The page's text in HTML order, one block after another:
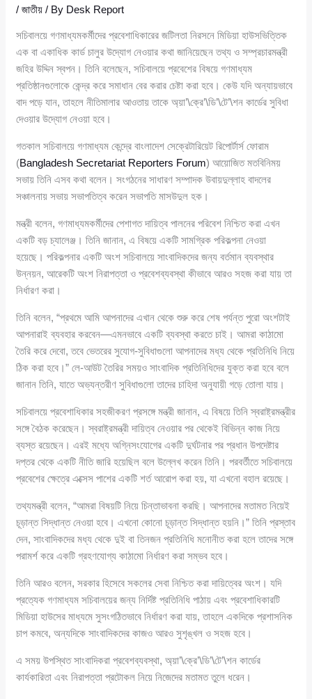
/জাতীয় / By Desk Report
সচিবালয়ে গণমাধ্যমকর্মীদের প্রবেশাধিকারের জটিলতা নিরসনে মিডিয়া হাউসভিত্তিক
এক বা একাধিক কার্ড চালুর উদ্যোগ নেওয়ার কথা জানিয়েছেন তথ্য ও সম্প্রচারমন্ত্রী
জহির উদ্দিন স্বপন। তিনি বলেছেন, সচিবালয়ে প্রবেশের বিষয়ে গণমাধ্যম
প্রতিষ্ঠানগুলোকে কেন্দ্র করে সমাধান বের করার চেষ্টা করা হবে। কেউ যদি অন্যায়ভাবে
বাদ পড়ে যান, তাহলে নীতিমালার আওতায় তাকে অ্য়া’\ক্রে’\ডি’\টে’\শন কার্ডের সুবিধা
দেওয়ার উদ্যোগ নেওয়া হবে।
গতকাল সচিবালয়ে গণমাধ্যম কেন্দ্রে বাংলাদেশ সেক্রেটারিয়েট রিপোর্টার্স ফোরাম
(Bangladesh Secretariat Reporters Forum) আয়োজিত মতবিনিময়
সভায় তিনি এসব কথা বলেন। সংগঠনের সাধারণ সম্পাদক উবায়দুল্লাহ বাদলের
সঞ্চালনায় সভায় সভাপতিত্ব করেন সভাপতি মাসউদুল হক।
মন্ত্রী বলেন, গণমাধ্যমকর্মীদের পেশাগত দায়িত্ব পালনের পরিবেশ নিশ্চিত করা এখন
একটি বড় চ্যালেঞ্জ। তিনি জানান, এ বিষয়ে একটি সামগ্রিক পরিকল্পনা নেওয়া
হয়েছে। পরিকল্পনার একটি অংশ সচিবালয়ে সাংবাদিকদের জন্য বর্তমান ব্যবস্থার
উন্নয়ন, আরেকটি অংশ নিরাপত্তা ও প্রবেশব্যবস্থা কীভাবে আরও সহজ করা যায় তা
নির্ধারণ করা।
তিনি বলেন, “প্রথমে আমি আপনাদের এখান থেকে শুরু করে শেষ পর্যন্ত পুরো অংশটাই
আপনারাই ব্যবহার করবেন—এমনভাবে একটি ব্যবস্থা করতে চাই। আমরা কাঠামো
তৈরি করে দেবো, তবে ভেতরের সুযোগ-সুবিধাগুলো আপনাদের মধ্য থেকে প্রতিনিধি নিয়ে
ঠিক করা হবে।” লে-আউট তৈরির সময়ও সাংবাদিক প্রতিনিধিদের যুক্ত করা হবে বলে
জানান তিনি, যাতে অভ্যন্তরীণ সুবিধাগুলো তাদের চাহিদা অনুযায়ী গড়ে তোলা যায়।
সচিবালয়ে প্রবেশাধিকার সহজীকরণ প্রসঙ্গে মন্ত্রী জানান, এ বিষয়ে তিনি স্বরাষ্ট্রমন্ত্রীর
সঙ্গে বৈঠক করেছেন। স্বরাষ্ট্রমন্ত্রী দায়িত্ব নেওয়ার পর থেকেই বিভিন্ন কাজ নিয়ে
ব্যস্ত রয়েছেন। এরই মধ্যে অগ্নিসংযোগের একটি দুর্ঘটনার পর প্রধান উপদেষ্টার
দপ্তর থেকে একটি নীতি জারি হয়েছিল বলে উল্লেখ করেন তিনি। পরবর্তীতে সচিবালয়ে
প্রবেশের ক্ষেত্রে এক্সেস পাশের একটি শর্ত আরোপ করা হয়, যা এখনো বহাল রয়েছে।
তথ্যমন্ত্রী বলেন, “আমরা বিষয়টি নিয়ে চিন্তাভাবনা করছি। আপনাদের মতামত নিয়েই
চূড়ান্ত সিদ্ধান্ত নেওয়া হবে। এখনো কোনো চূড়ান্ত সিদ্ধান্ত হয়নি।” তিনি প্রস্তাব
দেন, সাংবাদিকদের মধ্য থেকে দুই বা তিনজন প্রতিনিধি মনোনীত করা হলে তাদের সঙ্গে
পরামর্শ করে একটি গ্রহণযোগ্য কাঠামো নির্ধারণ করা সম্ভব হবে।
তিনি আরও বলেন, সরকার হিসেবে সকলের সেবা নিশ্চিত করা দায়িত্বের অংশ। যদি
প্রত্যেক গণমাধ্যম সচিবালয়ের জন্য নির্দিষ্ট প্রতিনিধি পাঠায় এবং প্রবেশাধিকারটি
মিডিয়া হাউসের মাধ্যমে সুসংগঠিতভাবে নির্ধারণ করা যায়, তাহলে একদিকে প্রশাসনিক
চাপ কমবে, অন্যদিকে সাংবাদিকদের কাজও আরও সুশৃঙ্খল ও সহজ হবে।
এ সময় উপস্থিত সাংবাদিকরা প্রবেশব্যবস্থা, অ্য়া’\ক্রে’\ডি’\টে’\শন কার্ডের
কার্যকারিতা এবং নিরাপত্তা প্রটোকল নিয়ে নিজেদের মতামত তুলে ধরেন।